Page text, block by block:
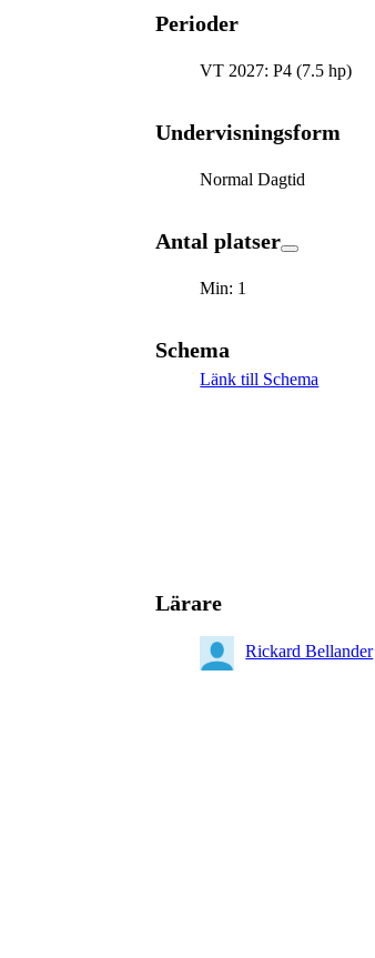
Perioder
VT 2027: P4 (7.5 hp)
Undervisningsform
Normal Dagtid
Antal platser
Min: 1
Schema
Länk till Schema
Lärare
Rickard Bellander